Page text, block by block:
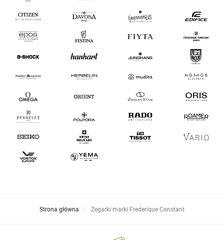
Strona główna Zegarki marki Frederique Constant